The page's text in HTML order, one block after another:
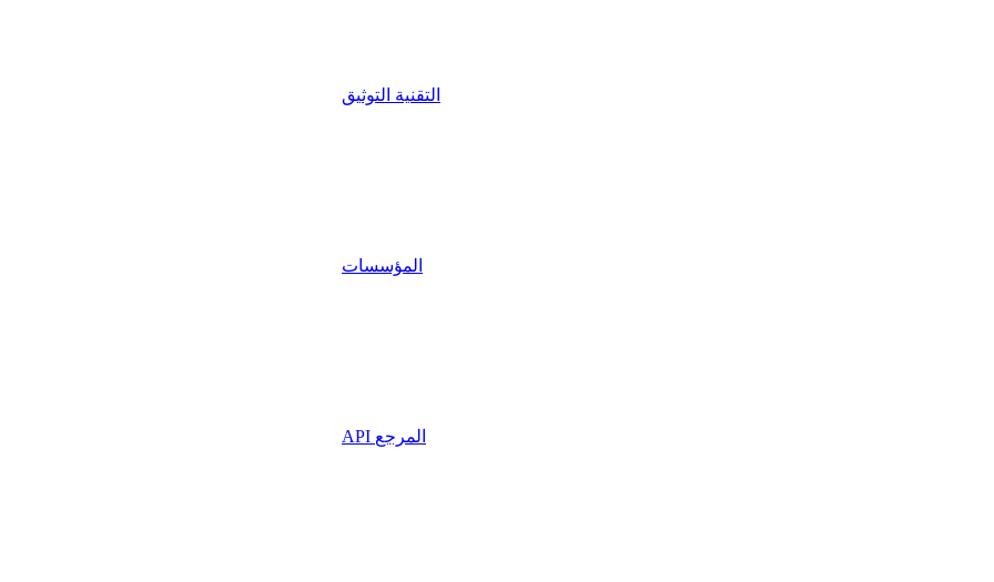
التقنية التوثيق
المؤسسات
API المرجع